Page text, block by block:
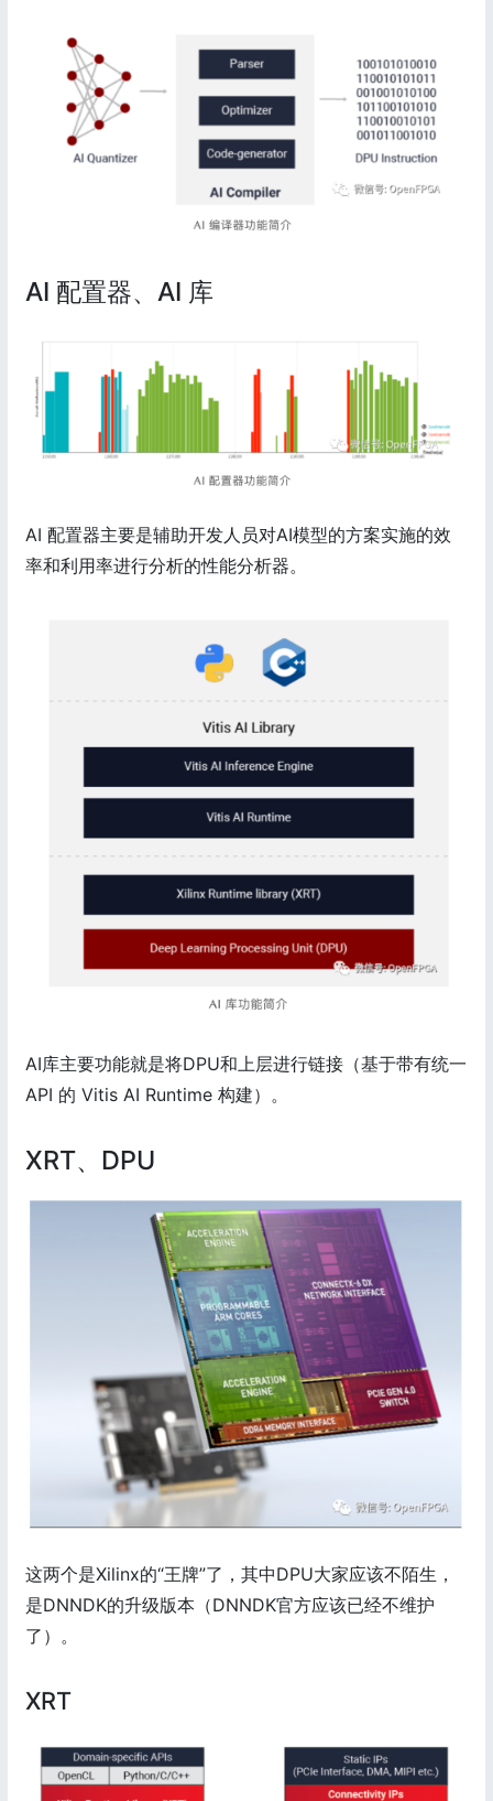
AI 配置器、AI 库
AI 配置器主要是辅助开发人员对AI模型的方案实施的效
率和利用率进行分析的性能分析器。
AI库主要功能就是将DPU和上层进行链接（基于带有统一
API 的 Vitis AI Runtime 构建）。
XRT、DPU
这两个是Xilinx的“王牌”了，其中DPU大家应该不陌生，
是DNNDK的升级版本（DNNDK官方应该已经不维护
了）。
XRT